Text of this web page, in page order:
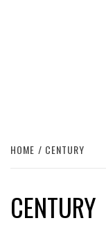
HOME CENTURY
CENTURY